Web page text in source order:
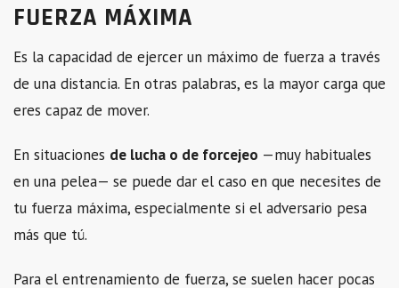
FUERZA MÁXIMA
Es la capacidad de ejercer un máximo de fuerza a través
de una distancia. En otras palabras, es la mayor carga que
eres capaz de mover.
En situaciones de lucha o de forcejeo —muy habituales
en una pelea— se puede dar el caso en que necesites de
tu fuerza máxima, especialmente si el adversario pesa
más que tú.
Para el entrenamiento de fuerza, se suelen hacer pocas